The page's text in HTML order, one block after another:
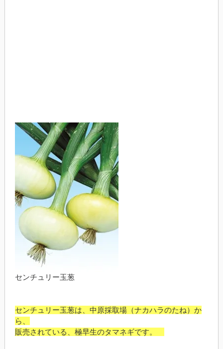
センチュリー玉葱
センチュリー玉葱は、中原採取場（ナカハラのたね）か
ら、
販売されている、極早生のタマネギです。